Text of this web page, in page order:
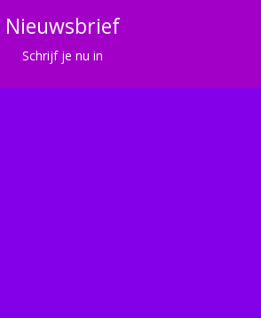
Nieuwsbrief
Schrijf je nu in